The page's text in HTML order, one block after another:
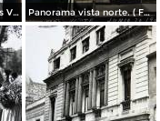
Patio del colegio de las Vizcainas por el fotografo Hugo Brehme. Panorama vista norte. ( Fechada el 20 de Junio de 1905 ).